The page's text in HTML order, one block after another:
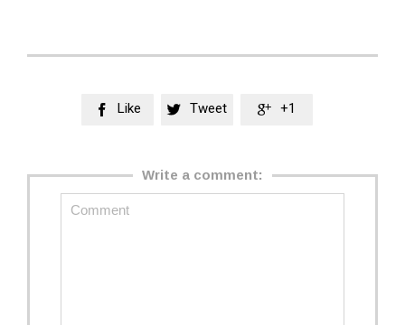
 Like  Tweet  +1
Write a comment: